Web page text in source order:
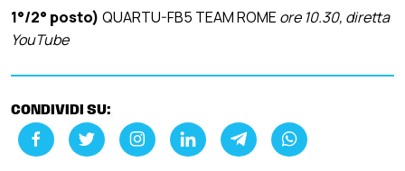
1°/2° posto) QUARTU-FB5 TEAM ROME ore 10.30, diretta
YouTube
CONDIVIDI SU: